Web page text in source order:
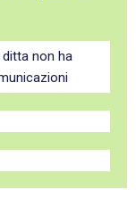
ditta non ha